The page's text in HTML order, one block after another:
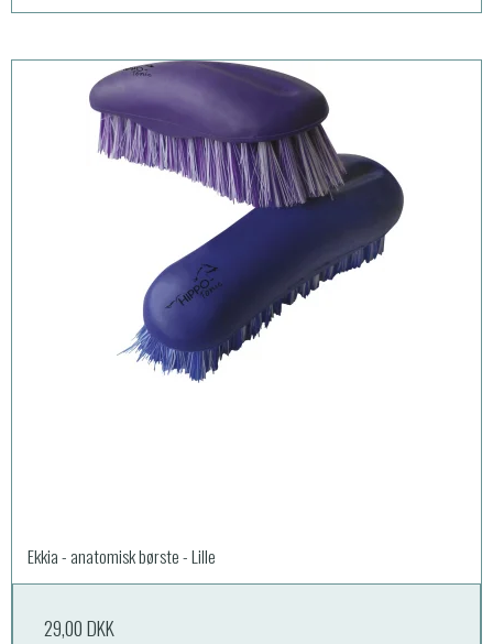
Ekkia - anatomisk børste - Lille
29,00 DKK